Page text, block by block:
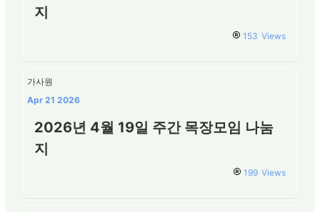
지
153 Views
가사원
Apr 21 2026
2026년 4월 19일 주간 목장모임 나눔
지
199 Views